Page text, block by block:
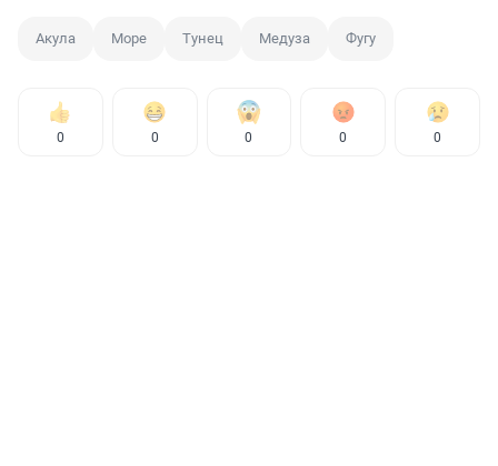
Акула Море Тунец Медуза Фугу
0 0 0 0 0